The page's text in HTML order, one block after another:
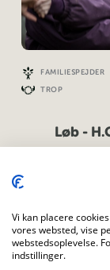
FAMILIESPEJDER
TROP
Løb -
Vi kan placere
vores websted, vise
webstedsoplevelse.
indstillinger.